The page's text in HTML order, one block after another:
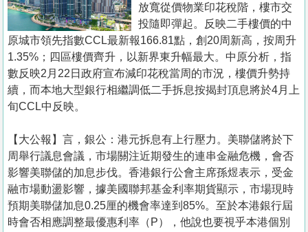
業
冊
關
於
我
們
放寬從價物業印花稅階，樓市交
投隨即彈起。反映二手樓價的中
原城市領先指數CCL最新報166.81點，創20周新高，按周升
1.35%；四區樓價齊升，以新界東升幅最大。中原分析，指
數反映2月22日政府宣布減印花稅當周的市況，樓價升勢持
續，而本地大型銀行相繼調低二手拆息按揭封頂息將於4月上
旬CCL中反映。
【大公報】言，銀公：港元拆息有上行壓力。美聯儲將於下
周舉行議息會議，市場關注近期發生的連串金融危機，會否
影響美聯儲的加息步伐。香港銀行公會主席孫煜表示，受金
融市場動盪影響，據美國聯邦基金利率期貨顯示，市場現時
預期美聯儲加息0.25厘的機會率達到85%。至於本港銀行屆
時會否相應調整最優惠利率（P），他說也要視乎本港個別